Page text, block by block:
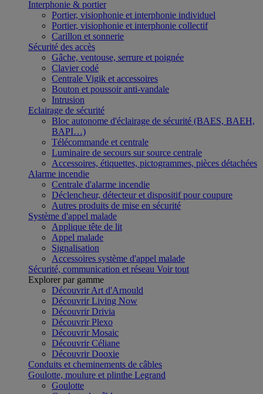
Interphonie & portier
Portier, visiophonie et interphonie individuel
Portier, visiophonie et interphonie collectif
Carillon et sonnerie
Sécurité des accès
Gâche, ventouse, serrure et poignée
Clavier codé
Centrale Vigik et accessoires
Bouton et poussoir anti-vandale
Intrusion
Eclairage de sécurité
Bloc autonome d'éclairage de sécurité (BAES, BAEH,
BAPI…)
Télécommande et centrale
Luminaire de secours sur source centrale
Accessoires, étiquettes, pictogrammes, pièces détachées
Alarme incendie
Centrale d'alarme incendie
Déclencheur, détecteur et dispositif pour coupure
Autres produits de mise en sécurité
Système d'appel malade
Applique tête de lit
Appel malade
Signalisation
Accessoires système d'appel malade
Sécurité, communication et réseau Voir tout
Explorer par gamme
Découvrir Art d'Arnould
Découvrir Living Now
Découvrir Drivia
Découvrir Plexo
Découvrir Mosaic
Découvrir Céliane
Découvrir Dooxie
Conduits et cheminements de câbles
Goulotte, moulure et plinthe Legrand
Goulotte